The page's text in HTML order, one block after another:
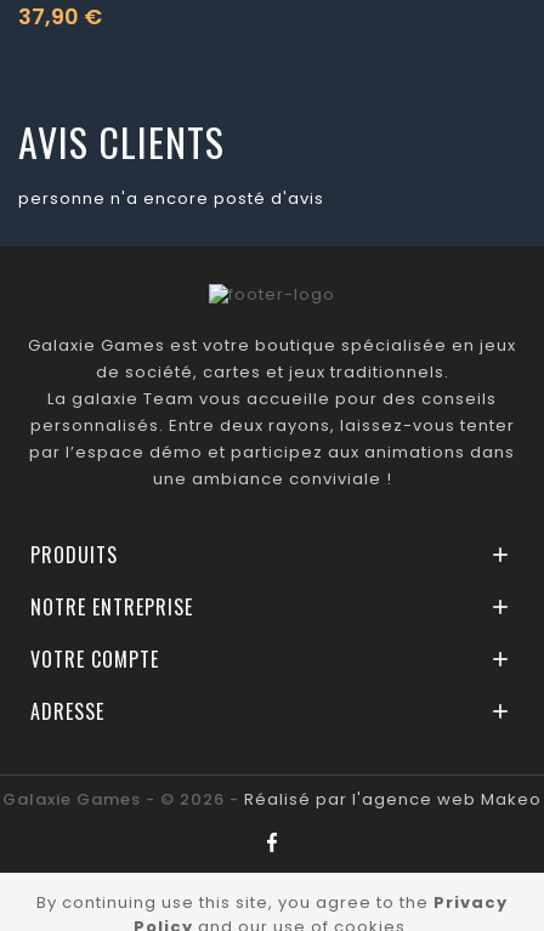
37,90 €
Prix
AVIS CLIENTS
personne n'a encore posté d'avis
Galaxie Games est votre boutique spécialisée en jeux
de société, cartes et jeux traditionnels.
La galaxie Team vous accueille pour des conseils
personnalisés. Entre deux rayons, laissez-vous tenter
par l’espace démo et participez aux animations dans
une ambiance conviviale !
PRODUITS 
NOTRE ENTREPRISE 
VOTRE COMPTE 
ADRESSE 
Galaxie Games - © 2026 - Réalisé par l'agence web Makeo
By continuing use this site, you agree to the Privacy